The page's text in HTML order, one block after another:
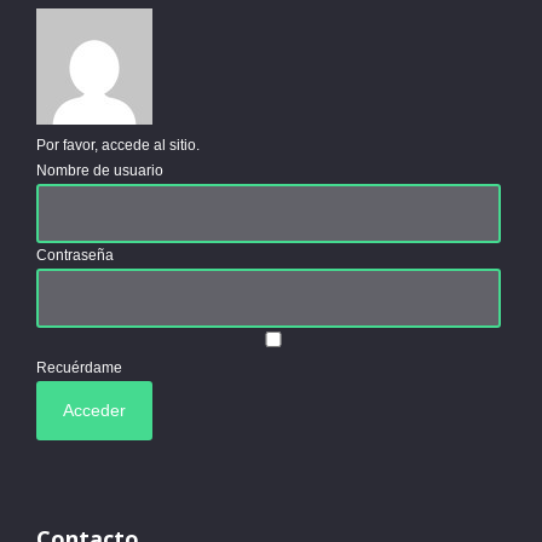
Por favor, accede al sitio.
Nombre de usuario
Contraseña
Recuérdame